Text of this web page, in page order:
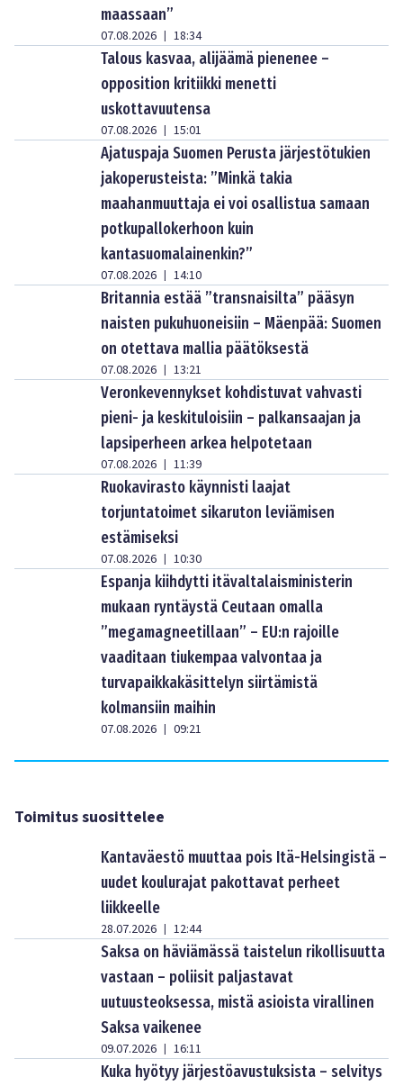
maassaan”
07.08.2026 | 18:34
Talous kasvaa, alijäämä pienenee –
opposition kritiikki menetti
uskottavuutensa
07.08.2026 | 15:01
Ajatuspaja Suomen Perusta järjestötukien
jakoperusteista: ”Minkä takia
maahanmuuttaja ei voi osallistua samaan
potkupallokerhoon kuin
kantasuomalainenkin?”
07.08.2026 | 14:10
Britannia estää ”transnaisilta” pääsyn
naisten pukuhuoneisiin – Mäenpää: Suomen
on otettava mallia päätöksestä
07.08.2026 | 13:21
Veronkevennykset kohdistuvat vahvasti
pieni- ja keskituloisiin – palkansaajan ja
lapsiperheen arkea helpotetaan
07.08.2026 | 11:39
Ruokavirasto käynnisti laajat
torjuntatoimet sikaruton leviämisen
estämiseksi
07.08.2026 | 10:30
Espanja kiihdytti itävaltalaisministerin
mukaan ryntäystä Ceutaan omalla
”megamagneetillaan” – EU:n rajoille
vaaditaan tiukempaa valvontaa ja
turvapaikkakäsittelyn siirtämistä
kolmansiin maihin
07.08.2026 | 09:21
Toimitus suosittelee
Kantaväestö muuttaa pois Itä-Helsingistä –
uudet koulurajat pakottavat perheet
liikkeelle
28.07.2026 | 12:44
Saksa on häviämässä taistelun rikollisuutta
vastaan – poliisit paljastavat
uutuusteoksessa, mistä asioista virallinen
Saksa vaikenee
09.07.2026 | 16:11
Kuka hyötyy järjestöavustuksista – selvitys